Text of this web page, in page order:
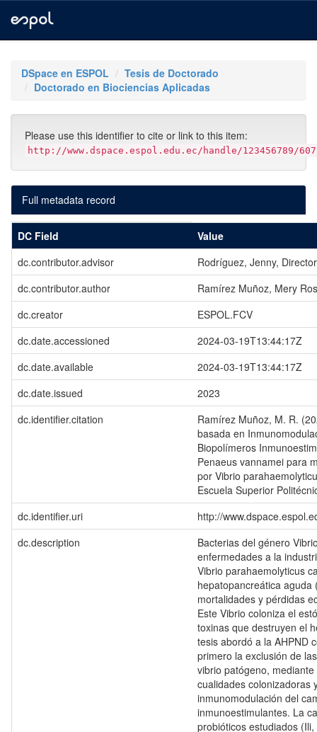
navigationDSpace en ESPOL
Tesis de Doctorado
Doctorado en Biociencias Aplicadas
Please use this identifier to cite or link to this item:
http://www.dspace.espol.edu.ec/handle/123456789/
Full metadata record
DC Field
Value
dc.contributor.advisor
Rodríguez, Jenny, Director
dc.contributor.author
Ramírez Muñoz, Mery
dc.creator
ESPOL.FCV
dc.date.accessioned
2024-03-19T13:44:17Z
dc.date.available
2024-03-19T13:44:17Z
dc.date.issued
2023
dc.identifier.citation
Ramírez Muñoz, M. R.
basada en
Biopolímeros
Penaeus vannamei para
por Vibrio
Escuela Superior
dc.identifier.uri
http://
dc.description
Bacterias del género
enfermedades a la
Vibrio parahaemolyticus
hepatopancreática aguda
mortalidades y pérdidas
Este Vibrio coloniza el
toxinas que destruyen el
tesis abordó a la AHPND
primero la exclusión de
vibrio patógeno,
cualidades colonizadoras
inmunomodulación del
inmunoestimulantes. La
probióticos estudiados